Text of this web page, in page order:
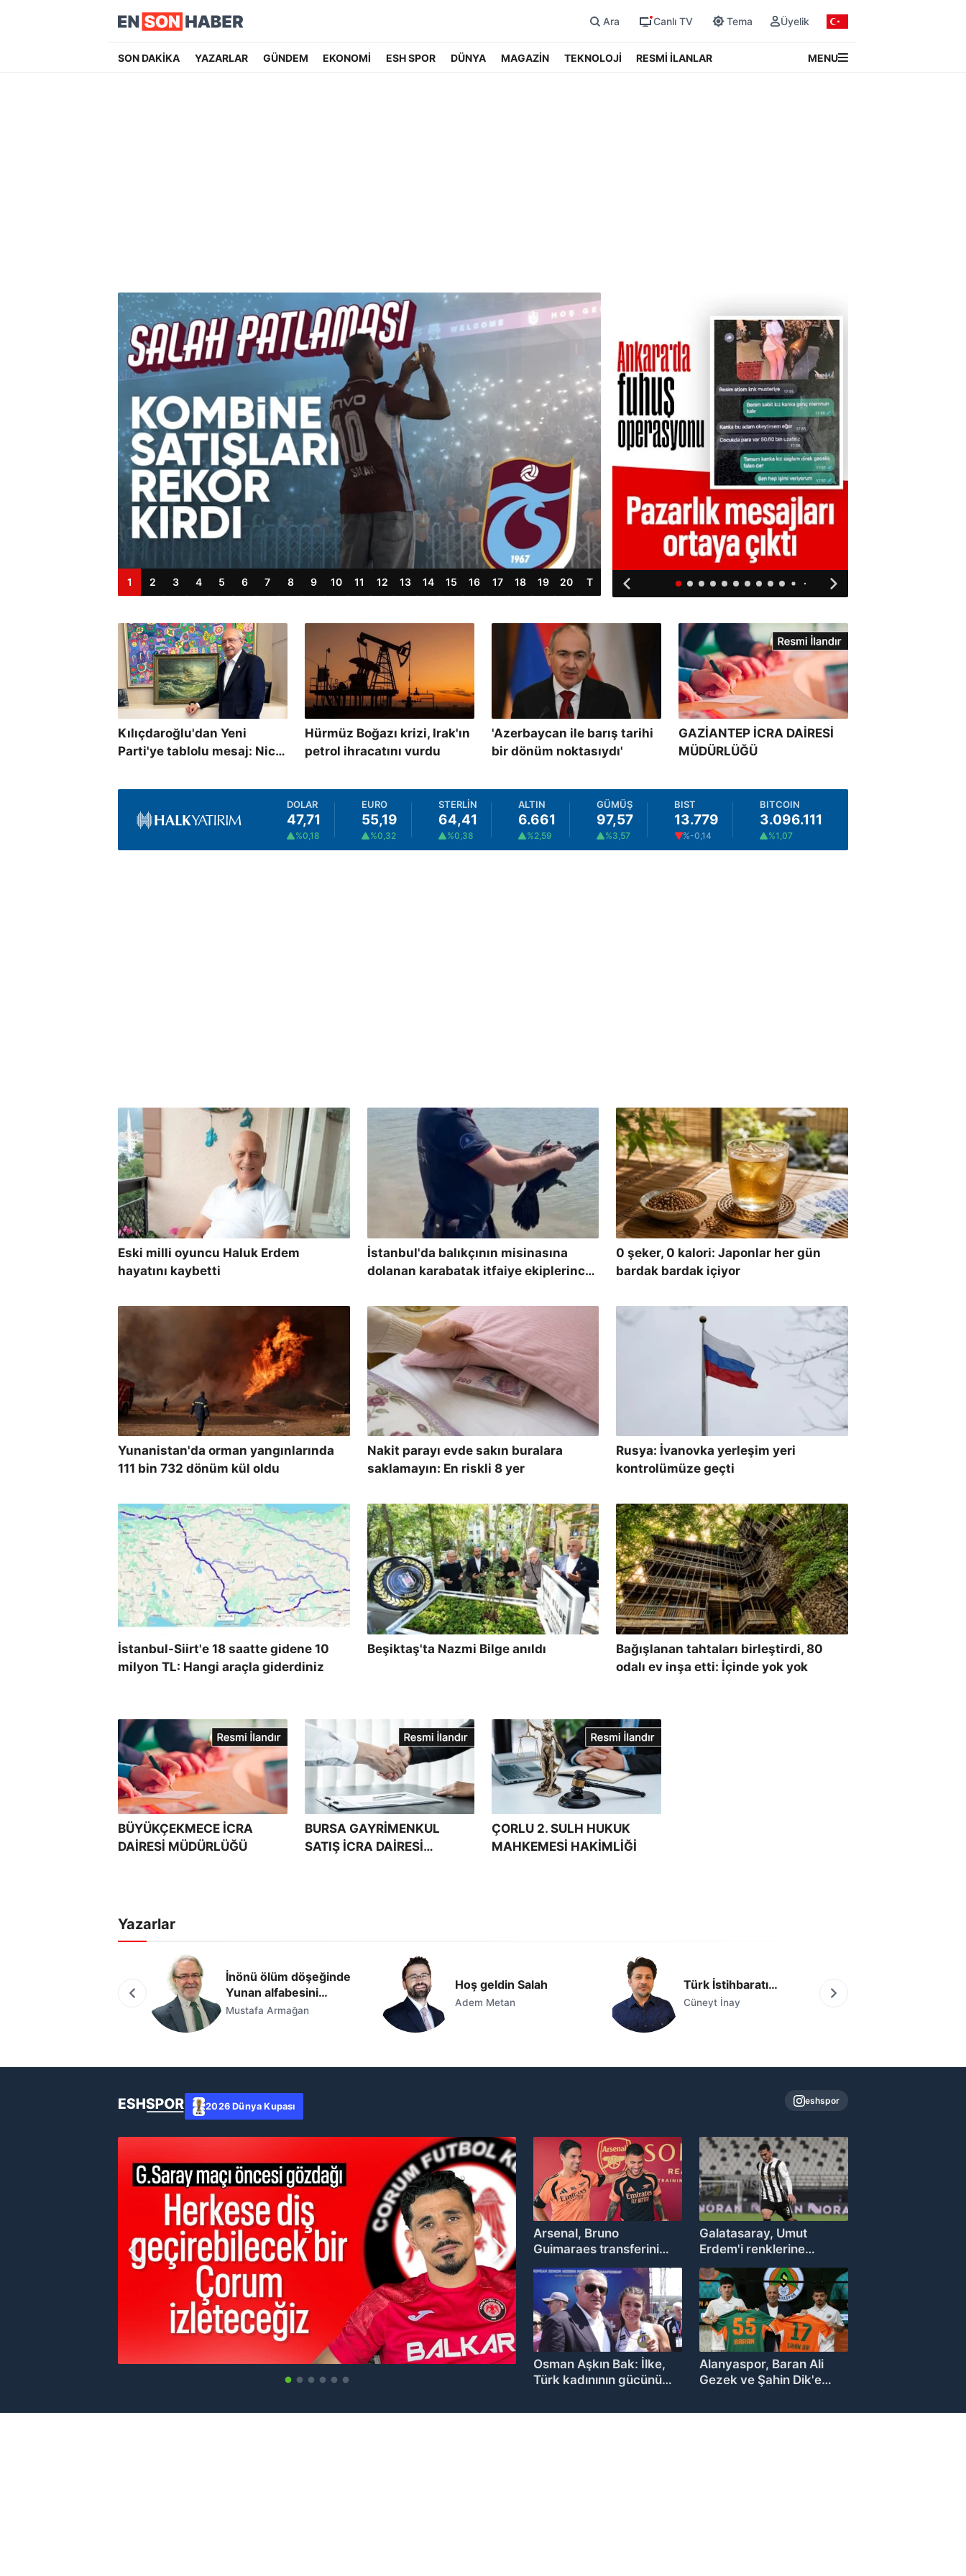
Ara Canlı TV Tema Üyelik
SON DAKİKA YAZARLAR GÜNDEM EKONOMİ ESH SPOR DÜNYA MAGAZİN TEKNOLOJİ RESMİ İLANLAR MENU
1 2 3 4 5 6 7 8 9 10 11 12 13 14 15 16 17 18 19 20 T
Kılıçdaroğlu'dan Yeni
Parti'ye tablolu mesaj: Nice
Hürmüz Boğazı krizi, Irak'ın
petrol ihracatını vurdu
'Azerbaycan ile barış tarihi
bir dönüm noktasıydı'
GAZİANTEP İCRA DAİRESİ
MÜDÜRLÜĞÜ
DOLAR
47,71
%0,18
EURO
55,19
%0,32
STERLİN
64,41
%0,38
ALTIN
6.661
%2,59
GÜMÜŞ
97,57
%3,57
BIST
13.779
%-0,14
BITCOIN
3.096.111
%1,07
Eski milli oyuncu Haluk Erdem
hayatını kaybetti
İstanbul'da balıkçının misinasına
dolanan karabatak itfaiye ekiplerince
0 şeker, 0 kalori: Japonlar her gün
bardak bardak içiyor
Yunanistan'da orman yangınlarında
111 bin 732 dönüm kül oldu
Nakit parayı evde sakın buralara
saklamayın: En riskli 8 yer
Rusya: İvanovka yerleşim yeri
kontrolümüze geçti
İstanbul-Siirt'e 18 saatte gidene 10
milyon TL: Hangi araçla giderdiniz
Beşiktaş'ta Nazmi Bilge anıldı
Bağışlanan tahtaları birleştirdi, 80
odalı ev inşa etti: İçinde yok yok
BÜYÜKÇEKMECE İCRA
DAİRESİ MÜDÜRLÜĞÜ
BURSA GAYRİMENKUL
SATIŞ İCRA DAİRESİ
ÇORLU 2. SULH HUKUK
MAHKEMESİ HAKİMLİĞİ
Yazarlar
İnönü ölüm döşeğinde
Yunan alfabesini
saymaya kalkmış
Mustafa Armağan
Hoş geldin Salah
Adem Metan
Türk İstihbaratı…
Cüneyt İnay
2026 Dünya Kupası
eshspor
Arsenal, Bruno
Guimaraes transferini
açıkladı
Galatasaray, Umut
Erdem'i renklerine
bağladı
Osman Aşkın Bak: İlke,
Türk kadınının gücünü
Alanyaspor, Baran Ali
Gezek ve Şahin Dik'e